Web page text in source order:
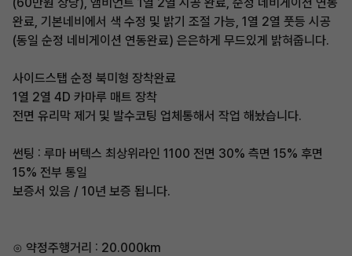
완료, 기본네비에서 색 수정 및 밝기 조절 가능, 1열 2열 풋등 시공
(동일 순정 네비게이션 연동완료) 은은하게 무드있게 밝혀줍니다.
사이드스탭 순정 북미형 장착완료
1열 2열 4D 카마루 매트 장착
전면 유리막 제거 및 발수코팅 업체통해서 작업 해놨습니다.
썬팅 : 루마 버텍스 최상위라인 1100 전면 30% 측면 15% 후면
15% 전부 통일
보증서 있음 / 10년 보증 됩니다.
⊙ 약정주행거리 : 20.000km